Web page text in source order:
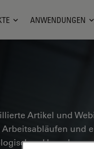
ANWENDUNGEN
Artikel und
und